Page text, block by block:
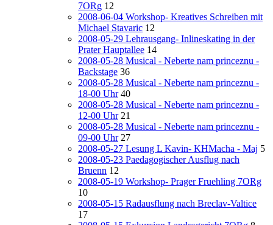
7ORg 12
2008-06-04 Workshop- Kreatives Schreiben mit
Michael Stavaric 12
2008-05-29 Lehrausgang- Inlineskating in der
Prater Hauptallee 14
2008-05-28 Musical - Neberte nam princeznu -
Backstage 36
2008-05-28 Musical - Neberte nam princeznu -
18-00 Uhr 40
2008-05-28 Musical - Neberte nam princeznu -
12-00 Uhr 21
2008-05-28 Musical - Neberte nam princeznu -
09-00 Uhr 27
2008-05-27 Lesung L Kavin- KHMacha - Maj 5
2008-05-23 Paedagogischer Ausflug nach
Bruenn 12
2008-05-19 Workshop- Prager Fruehling 7ORg
10
2008-05-15 Radausflung nach Breclav-Valtice
17